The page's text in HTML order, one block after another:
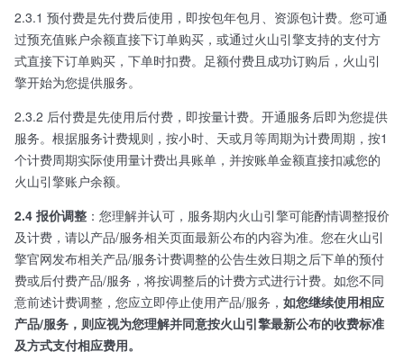
2.3.1 预付费是先付费后使用，即按包年包月、资源包计费。您可通
过预充值账户余额直接下订单购买，或通过火山引擎支持的支付方
式直接下订单购买，下单时扣费。足额付费且成功订购后，火山引
擎开始为您提供服务。
2.3.2 后付费是先使用后付费，即按量计费。开通服务后即为您提供
服务。根据服务计费规则，按小时、天或月等周期为计费周期，按1
个计费周期实际使用量计费出具账单，并按账单金额直接扣减您的
火山引擎账户余额。
2.4 报价调整 ：您理解并认可，服务期内火山引擎可能酌情调整报价
及计费，请以产品/服务相关页面最新公布的内容为准。您在火山引
擎官网发布相关产品/服务计费调整的公告生效日期之后下单的预付
费或后付费产品/服务，将按调整后的计费方式进行计费。如您不同
意前述计费调整，您应立即停止使用产品/服务， 如您继续使用相应
产品/服务，则应视为您理解并同意按火山引擎最新公布的收费标准
及方式支付相应费用。